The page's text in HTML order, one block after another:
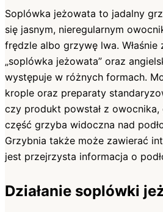
Soplówka jeżowata to jadalny
się jasnym, nieregularnym
frędzle albo grzywę lwa.
„soplówka jeżowata” oraz
występuje w różnych formach.
krople oraz preparaty
czy produkt powstał z
część grzyba widoczna nad
Grzybnia także może zawierać
jest przejrzysta informacja o
Działanie soplówki